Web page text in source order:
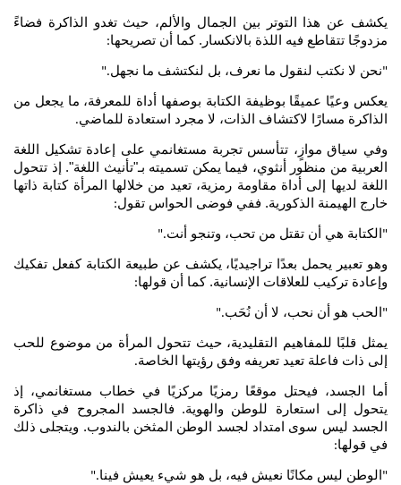
يكشف عن هذا التوتر بين الجمال والألم، حيث تغدو الذاكرة فضاءً
مزدوجًا تتقاطع فيه اللذة بالانكسار. كما أن تصريحها:
"نحن لا نكتب لنقول ما نعرف، بل لنكتشف ما نجهل."
يعكس وعيًا عميقًا بوظيفة الكتابة بوصفها أداة للمعرفة، ما يجعل من
الذاكرة مسارًا لاكتشاف الذات، لا مجرد استعادة للماضي.
وفي سياق موازٍ، تتأسس تجربة مستغانمي على إعادة تشكيل اللغة
العربية من منظور أنثوي، فيما يمكن تسميته بـ"تأنيث اللغة". إذ تتحول
اللغة لديها إلى أداة مقاومة رمزية، تعيد من خلالها المرأة كتابة ذاتها
خارج الهيمنة الذكورية. ففي فوضى الحواس تقول:
" الكتابة هي أن تقتل من تحب، وتنجو أنت."
وهو تعبير يحمل بعدًا تراجيديًا، يكشف عن طبيعة الكتابة كفعل تفكيك
وإعادة تركيب للعلاقات الإنسانية. كما أن قولها:
" الحب هو أن نحب، لا أن نُحَب."
يمثل قلبًا للمفاهيم التقليدية، حيث تتحول المرأة من موضوع للحب
إلى ذات فاعلة تعيد تعريفه وفق رؤيتها الخاصة.
أما الجسد، فيحتل موقعًا رمزيًا مركزيًا في خطاب مستغانمي، إذ
يتحول إلى استعارة للوطن والهوية. فالجسد المجروح في ذاكرة
الجسد ليس سوى امتداد لجسد الوطن المثخن بالندوب. ويتجلى ذلك
في قولها:
" الوطن ليس مكانًا نعيش فيه، بل هو شيء يعيش فينا."